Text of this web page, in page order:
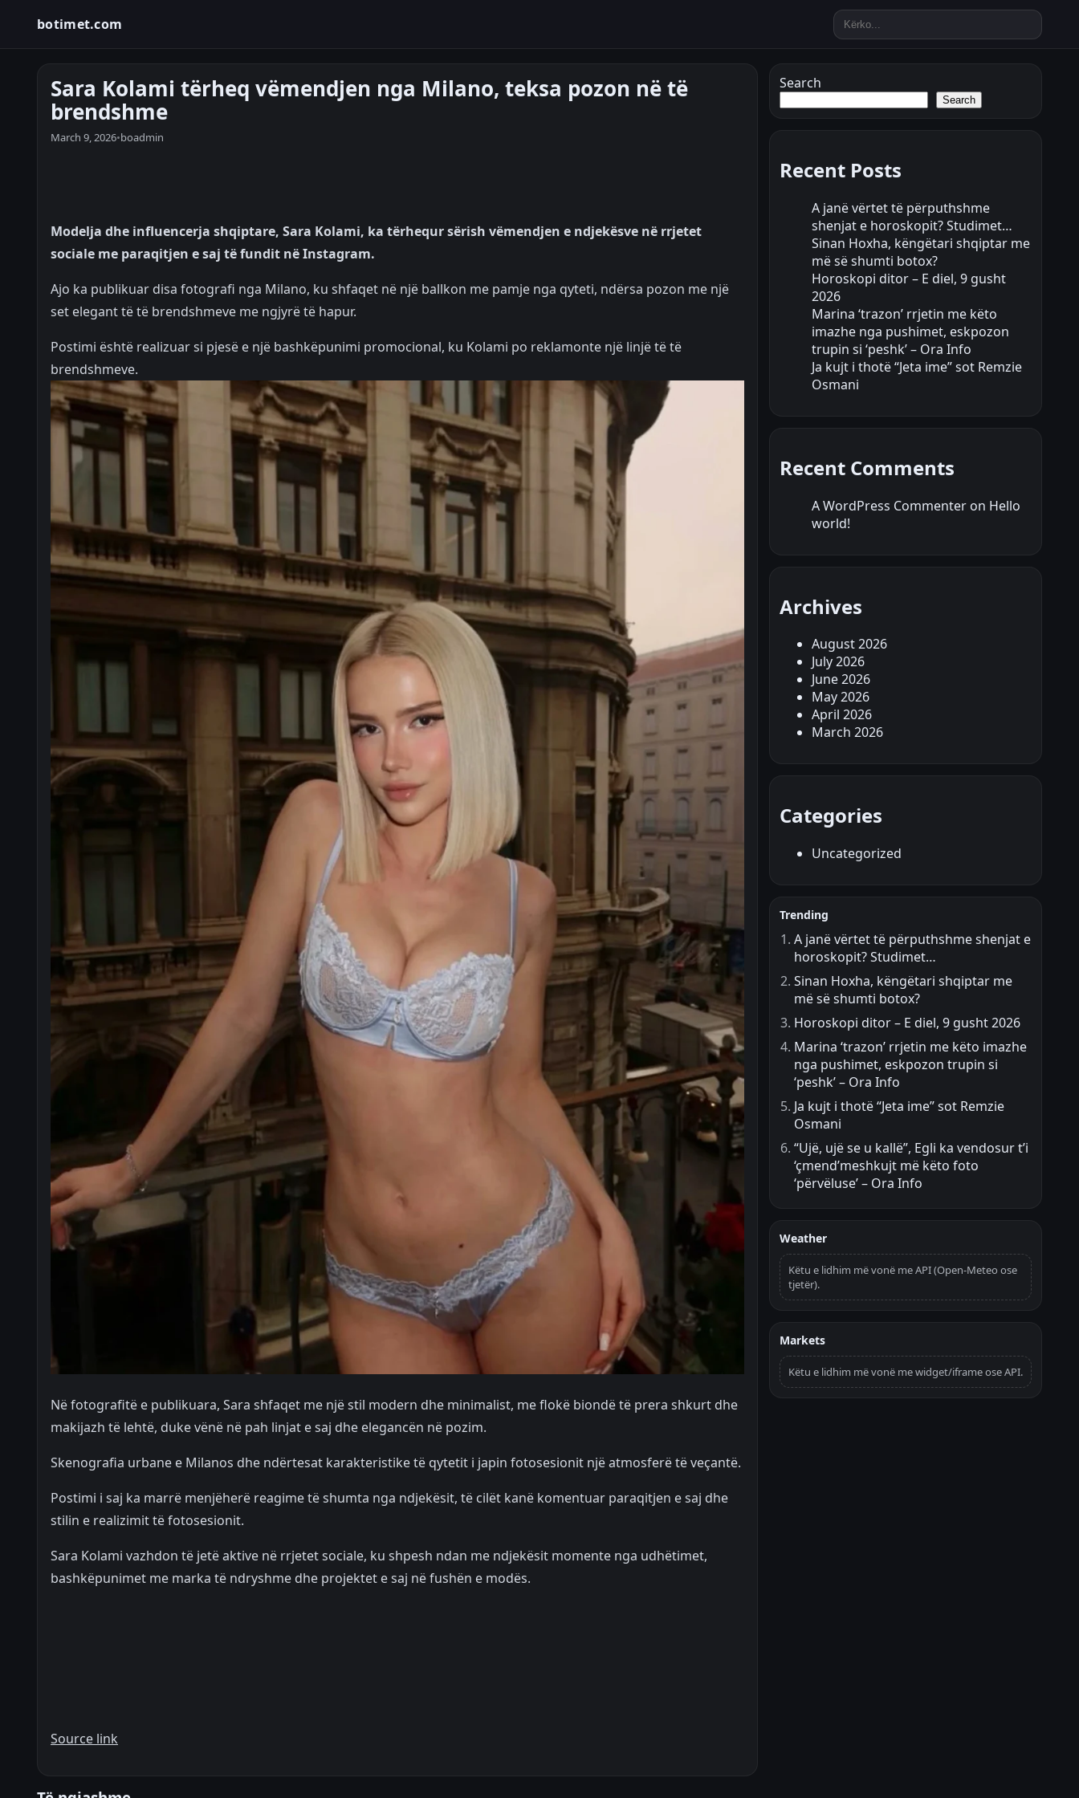
botimet.com
Sara Kolami tërheq vëmendjen nga Milano, teksa pozon në të
brendshme
March 9, 2026•boadmin
Modelja dhe influencerja shqiptare, Sara Kolami, ka tërhequr sërish vëmendjen e ndjekësve në rrjetet
sociale me paraqitjen e saj të fundit në Instagram.
Ajo ka publikuar disa fotografi nga Milano, ku shfaqet në një ballkon me pamje nga qyteti, ndërsa pozon me një
set elegant të të brendshmeve me ngjyrë të hapur.
Postimi është realizuar si pjesë e një bashkëpunimi promocional, ku Kolami po reklamonte një linjë të të
brendshmeve.
Në fotografitë e publikuara, Sara shfaqet me një stil modern dhe minimalist, me flokë biondë të prera shkurt dhe
makijazh të lehtë, duke vënë në pah linjat e saj dhe elegancën në pozim.
Skenografia urbane e Milanos dhe ndërtesat karakteristike të qytetit i japin fotosesionit një atmosferë të veçantë.
Postimi i saj ka marrë menjëherë reagime të shumta nga ndjekësit, të cilët kanë komentuar paraqitjen e saj dhe
stilin e realizimit të fotosesionit.
Sara Kolami vazhdon të jetë aktive në rrjetet sociale, ku shpesh ndan me ndjekësit momente nga udhëtimet,
bashkëpunimet me marka të ndryshme dhe projektet e saj në fushën e modës.
Source link
Search
Search
Recent Posts
A janë vërtet të përputhshme
shenjat e horoskopit? Studimet…
Sinan Hoxha, këngëtari shqiptar me
më së shumti botox?
Horoskopi ditor – E diel, 9 gusht
2026
Marina ‘trazon’ rrjetin me këto
imazhe nga pushimet, eskpozon
trupin si ‘peshk’ – Ora Info
Ja kujt i thotë “Jeta ime” sot Remzie
Osmani
Recent Comments
A WordPress Commenter on Hello
world!
Archives
August 2026
July 2026
June 2026
May 2026
April 2026
March 2026
Categories
Uncategorized
Trending
A janë vërtet të përputhshme shenjat e
horoskopit? Studimet…
Sinan Hoxha, këngëtari shqiptar me
më së shumti botox?
Horoskopi ditor – E diel, 9 gusht 2026
Marina ‘trazon’ rrjetin me këto imazhe
nga pushimet, eskpozon trupin si
‘peshk’ – Ora Info
Ja kujt i thotë “Jeta ime” sot Remzie
Osmani
“Ujë, ujë se u kallë”, Egli ka vendosur t’i
‘çmend’meshkujt më këto foto
‘përvëluse’ – Ora Info
Weather
Këtu e lidhim më vonë me API (Open-Meteo ose
tjetër).
Markets
Këtu e lidhim më vonë me widget/iframe ose API.